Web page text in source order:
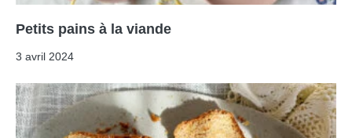
Petits pains à la viande
3 avril 2024